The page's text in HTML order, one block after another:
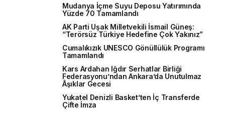
Mudanya İçme Suyu Deposu Yatırımında
Yüzde 70 Tamamlandı
AK Parti Uşak Milletvekili İsmail Güneş:
“Terörsüz Türkiye Hedefine Çok Yakınız”
Cumalıkızık UNESCO Gönüllülük Programı
Tamamlandı
Kars Ardahan Iğdır Serhatlar Birliği
Federasyonu’ndan Ankara’da Unutulmaz
Âşıklar Gecesi
Yukatel Denizli Basket’ten İç Transferde
Çifte İmza